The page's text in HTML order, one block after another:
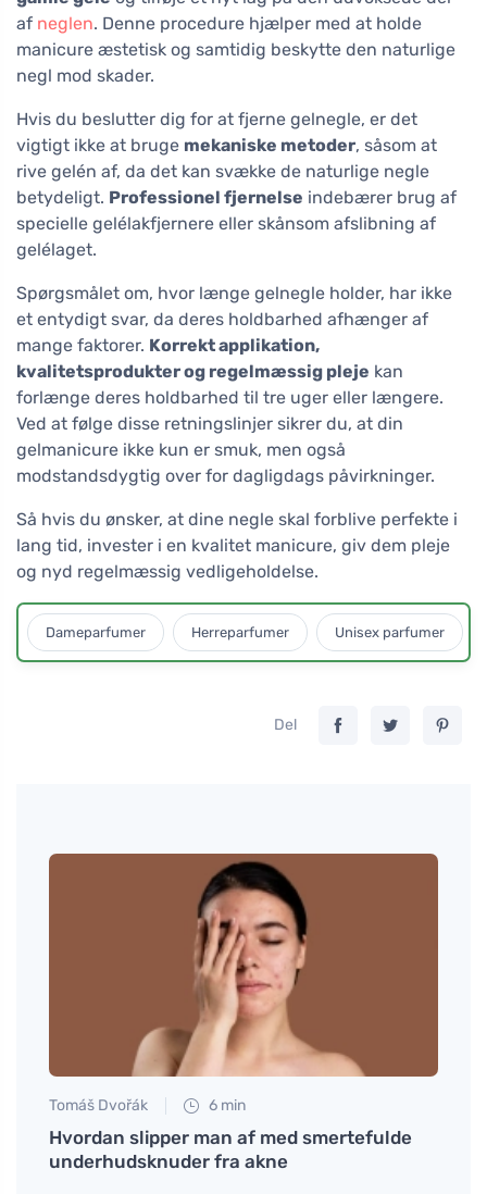
af neglen. Denne procedure hjælper med at holde
manicure æstetisk og samtidig beskytte den naturlige
negl mod skader.
Hvis du beslutter dig for at fjerne gelnegle, er det
vigtigt ikke at bruge mekaniske metoder, såsom at
rive gelén af, da det kan svække de naturlige negle
betydeligt. Professionel fjernelse indebærer brug af
specielle gelélakfjernere eller skånsom afslibning af
gelélaget.
Spørgsmålet om, hvor længe gelnegle holder, har ikke
et entydigt svar, da deres holdbarhed afhænger af
mange faktorer. Korrekt applikation,
kvalitetsprodukter og regelmæssig pleje kan
forlænge deres holdbarhed til tre uger eller længere.
Ved at følge disse retningslinjer sikrer du, at din
gelmanicure ikke kun er smuk, men også
modstandsdygtig over for dagligdags påvirkninger.
Så hvis du ønsker, at dine negle skal forblive perfekte i
lang tid, invester i en kvalitet manicure, giv dem pleje
og nyd regelmæssig vedligeholdelse.
Dameparfumer Herreparfumer Unisex parfumer
Del
Tomáš Dvořák 6 min
Hvordan slipper man af med smertefulde
underhudsknuder fra akne